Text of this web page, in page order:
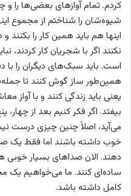
کردم. تمام آوازهای بعضی‌ها را و
شیوه‌شان را شناختم از مجموع
اینها هم باید همین کار را بکنند
نکنند اگر با شجریان کار کردند،
است. باید سبک‌های دیگران را با
همین‌طور ساز گوش کنند تا
یعنی باید زندگی کنند و با آواز
بیفتد. اگر فکر کنیم بعد از چهار،
می‌آید، اصلاً چنین چیزی درست
خوب داشته باشند اما فقط یک صدا
دهند. الان صداهای بسیار خوبی
ساده‌ای کنند. ما می‌خواهیم یک
کامل داشته باشد.